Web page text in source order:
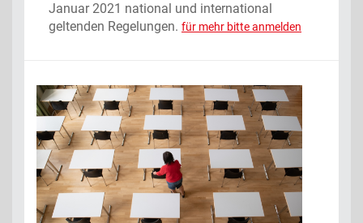
Januar 2021 national und international
geltenden Regelungen. für mehr bitte anmelden